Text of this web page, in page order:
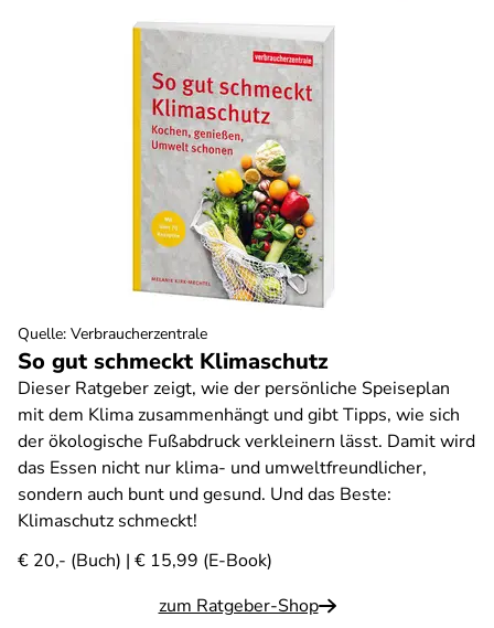
So gut schmeckt Klimaschutz
Dieser Ratgeber zeigt, wie der persönliche Speiseplan
mit dem Klima zusammenhängt und gibt Tipps, wie sich
der ökologische Fußabdruck verkleinern lässt. Damit wird
das Essen nicht nur klima- und umweltfreundlicher,
sondern auch bunt und gesund. Und das Beste:
Klimaschutz schmeckt!
€ 20,- (Buch) | € 15,99 (E-Book)
zum Ratgeber-Shop
Quelle: Verbraucherzentrale